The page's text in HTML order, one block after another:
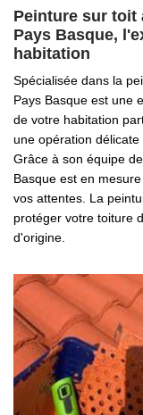
Peinture sur toit
Pays Basque,
habitation
Spécialisée dans la
Pays Basque est une
de votre habitation
une opération
Grâce à son équipe
Basque est en
vos attentes. La
protéger votre toiture
d'origine.